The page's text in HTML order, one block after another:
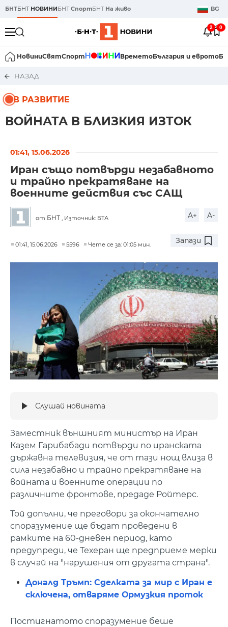
БНТБНТ НОВИНИБНТСпортБНТ На живо BG
2 0
НовиниСвятСпорт ВреметоБългария и еврото
НАЗАД
В РАЗВИТИЕ
ВОЙНАТА В БЛИЗКИЯ ИЗТОК
01:41, 15.06.2026
Иран също потвърди незабавното
и трайно прекратяване на
военните действия със САЩ
от БНТ , Източник: БТА A+ A-
01:41, 15.06.2026 5596 Чете се за: 01:05 мин. Запази
Слушай новината
Заместник външният министър на Иран
Казем Гарибабади потвърди по иранската
държавна телевизия, че от тази нощ влиза в
сила незабавно и трайно прекратяване на
войната и военните операции по
различните фронтове, предаде Ройтерс.
Той допълни, че преговори за окончателно
споразумение ще бъдат проведени в
рамките на 60-дневен период, като
предупреди, че Техеран ще предприеме мерки
в случай на "нарушения от другата страна".
Доналд Тръмп: Сделката за мир с Иран е
сключена, отваряме Ормузкия проток
Постигнатото споразумение беше